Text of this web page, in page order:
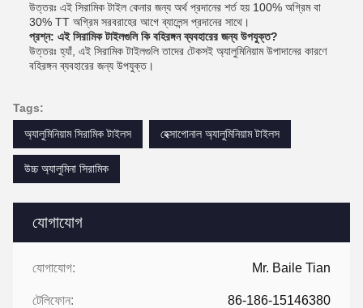
যোগাযোগ
যোগাযোগ: Mr. Baile Tian
টেলিফোন: 86-186-15146380
উত্তরঃ এই সিরামিক টাইল কেনার জন্য অর্থ প্রদানের শর্ত হয় 100% অগ্রিম বা
30% TT অগ্রিম সরবরাহের আগে ব্যালেন্স প্রদানের সাথে।
প্রশ্ন: এই সিরামিক টাইলগুলি কি বহিরঙ্গন ব্যবহারের জন্য উপযুক্ত?
উত্তরঃ হ্যাঁ, এই সিরামিক টাইলগুলি তাদের টেকসই অ্যালুমিনিয়াম উপাদানের কারণে
বহিরঙ্গন ব্যবহারের জন্য উপযুক্ত।
Tags:
অ্যালুমিনিয়াম সিরামিক টাইলস
হেক্সাগোনাল অ্যালুমিনিয়াম টাইলস
উচ্চ অ্যালুমিনা সিরামিক